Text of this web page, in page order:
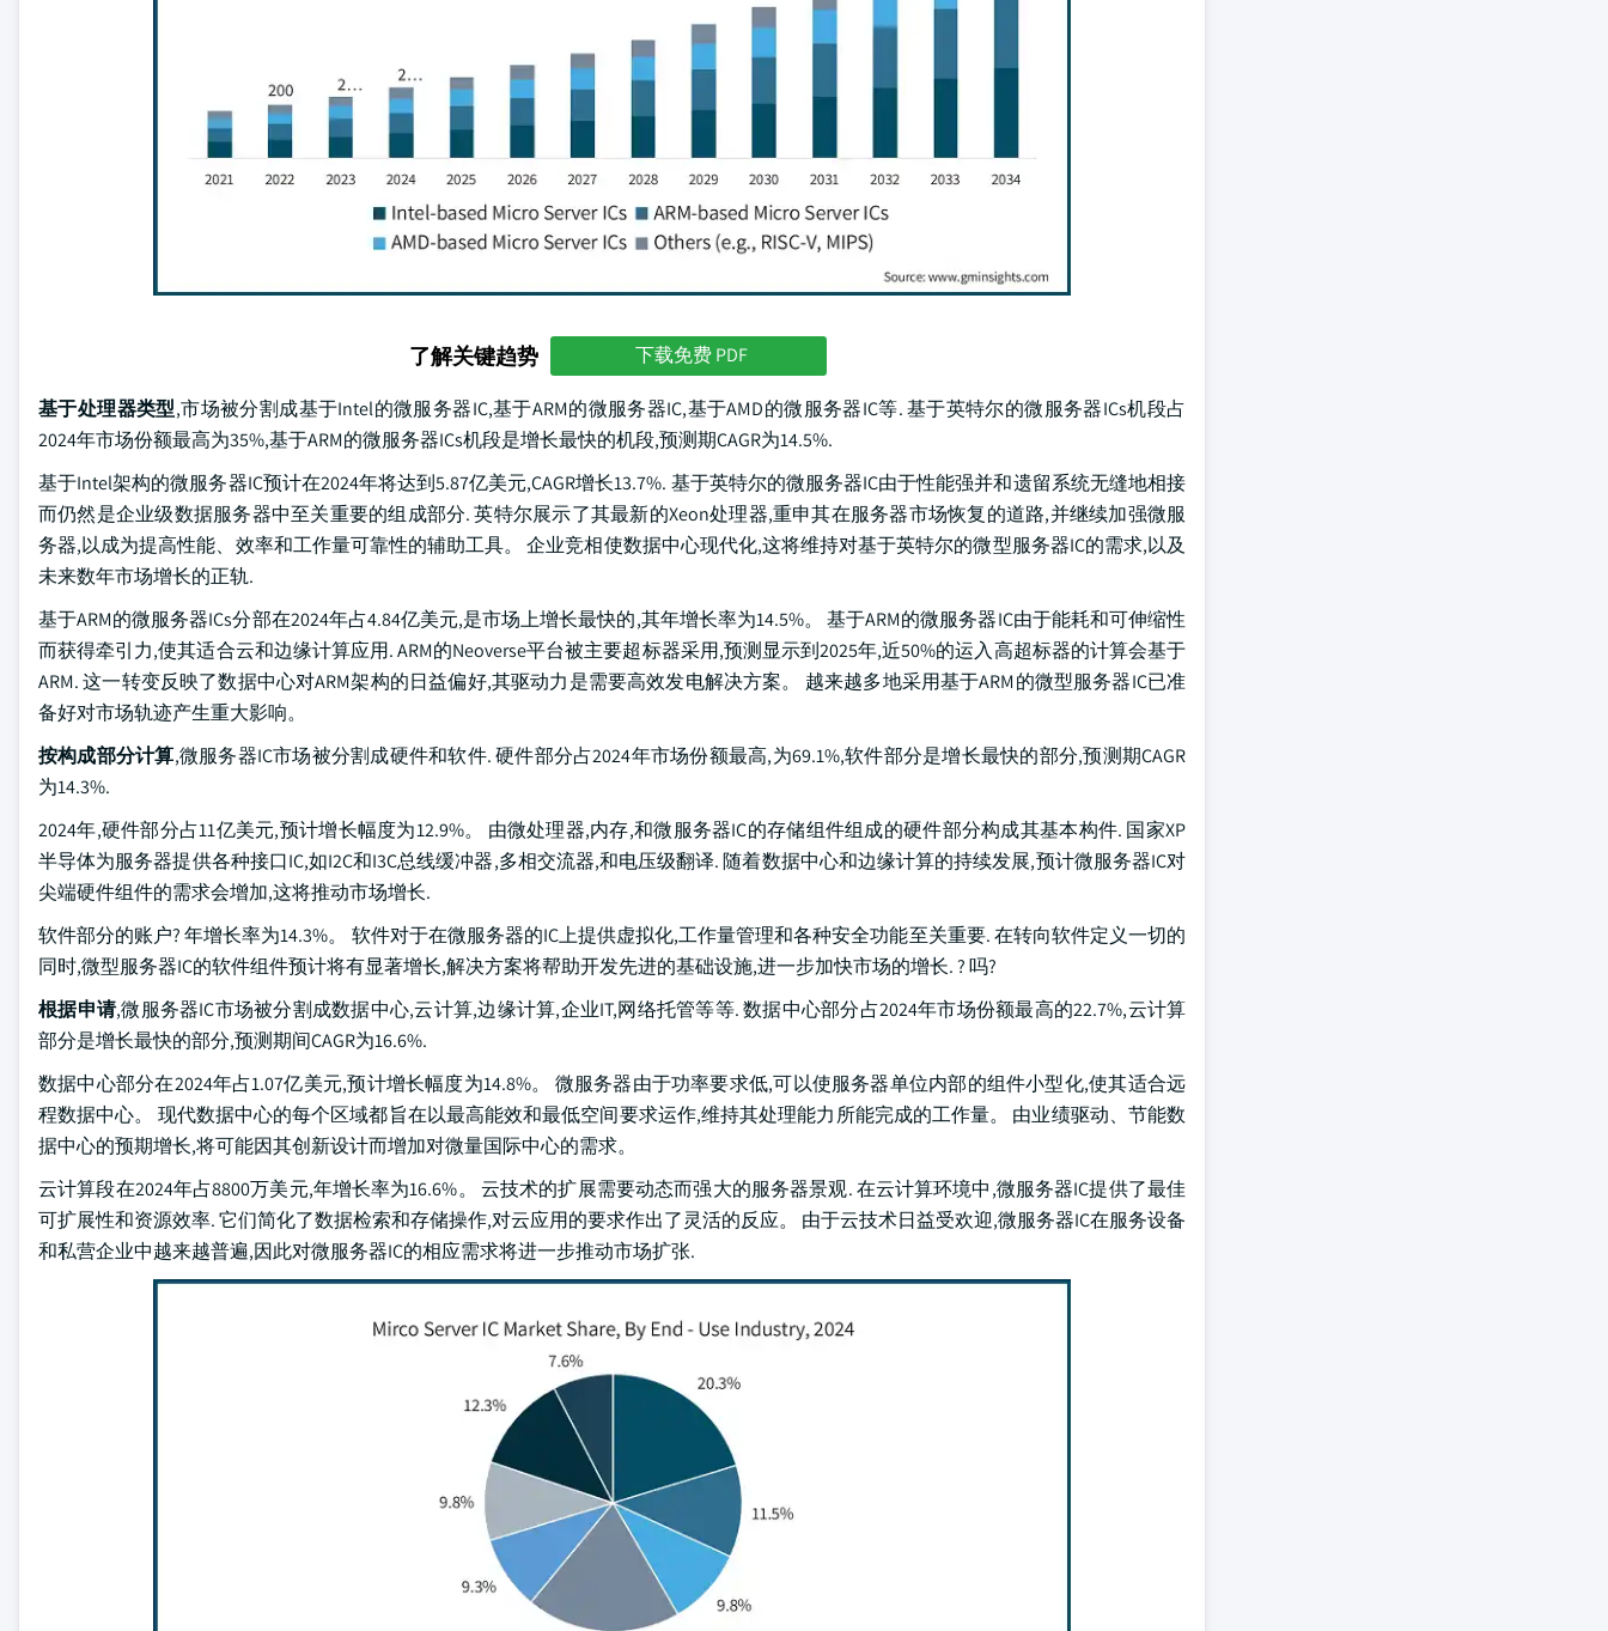
了解关键趋势 下载免费 PDF
基于处理器类型,市场被分割成基于Intel的微服务器IC,基于ARM的微服务器IC,基于AMD的微服务器IC等. 基于英特尔的微服务器ICs机段占
2024年市场份额最高为35%,基于ARM的微服务器ICs机段是增长最快的机段,预测期CAGR为14.5%.
基于Intel架构的微服务器IC预计在2024年将达到5.87亿美元,CAGR增长13.7%. 基于英特尔的微服务器IC由于性能强并和遗留系统无缝地相接
而仍然是企业级数据服务器中至关重要的组成部分. 英特尔展示了其最新的Xeon处理器,重申其在服务器市场恢复的道路,并继续加强微服
务器,以成为提高性能、效率和工作量可靠性的辅助工具。 企业竞相使数据中心现代化,这将维持对基于英特尔的微型服务器IC的需求,以及
未来数年市场增长的正轨.
基于ARM的微服务器ICs分部在2024年占4.84亿美元,是市场上增长最快的,其年增长率为14.5%。 基于ARM的微服务器IC由于能耗和可伸缩性
而获得牵引力,使其适合云和边缘计算应用. ARM的Neoverse平台被主要超标器采用,预测显示到2025年,近50%的运入高超标器的计算会基于
ARM. 这一转变反映了数据中心对ARM架构的日益偏好,其驱动力是需要高效发电解决方案。 越来越多地采用基于ARM的微型服务器IC已准
备好对市场轨迹产生重大影响。
按构成部分计算,微服务器IC市场被分割成硬件和软件. 硬件部分占2024年市场份额最高,为69.1%,软件部分是增长最快的部分,预测期CAGR
为14.3%.
2024年,硬件部分占11亿美元,预计增长幅度为12.9%。 由微处理器,内存,和微服务器IC的存储组件组成的硬件部分构成其基本构件. 国家XP
半导体为服务器提供各种接口IC,如I2C和I3C总线缓冲器,多相交流器,和电压级翻译. 随着数据中心和边缘计算的持续发展,预计微服务器IC对
尖端硬件组件的需求会增加,这将推动市场增长.
软件部分的账户? 年增长率为14.3%。 软件对于在微服务器的IC上提供虚拟化,工作量管理和各种安全功能至关重要. 在转向软件定义一切的
同时,微型服务器IC的软件组件预计将有显著增长,解决方案将帮助开发先进的基础设施,进一步加快市场的增长. ? 吗?
根据申请,微服务器IC市场被分割成数据中心,云计算,边缘计算,企业IT,网络托管等等. 数据中心部分占2024年市场份额最高的22.7%,云计算
部分是增长最快的部分,预测期间CAGR为16.6%.
数据中心部分在2024年占1.07亿美元,预计增长幅度为14.8%。 微服务器由于功率要求低,可以使服务器单位内部的组件小型化,使其适合远
程数据中心。 现代数据中心的每个区域都旨在以最高能效和最低空间要求运作,维持其处理能力所能完成的工作量。 由业绩驱动、节能数
据中心的预期增长,将可能因其创新设计而增加对微量国际中心的需求。
云计算段在2024年占8800万美元,年增长率为16.6%。 云技术的扩展需要动态而强大的服务器景观. 在云计算环境中,微服务器IC提供了最佳
可扩展性和资源效率. 它们简化了数据检索和存储操作,对云应用的要求作出了灵活的反应。 由于云技术日益受欢迎,微服务器IC在服务设备
和私营企业中越来越普遍,因此对微服务器IC的相应需求将进一步推动市场扩张.